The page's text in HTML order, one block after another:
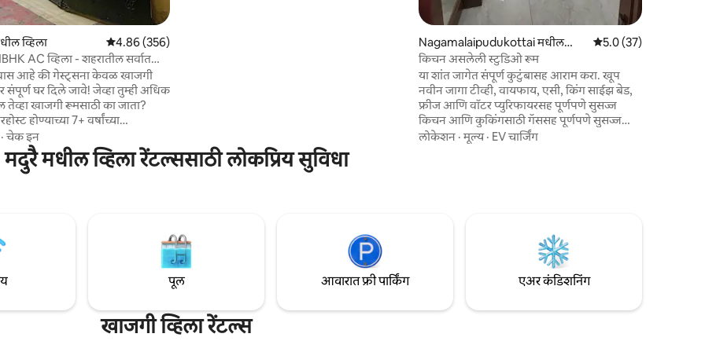
व्हिला 5 पैकी 4.86 सरासरी रेटिंग, 356 रिव्ह्यूज
4.86 (356)
AC व्हिला - शहरातील सर्वात
केले आहे की गेस्ट्सना केवळ खाजगी
संपूर्ण घर दिले जावे! जेव्हा तुम्ही अधिक
खाजगी रूमसाठी का जाता?
होण्याच्या 7+ वर्षांच्या
असे वास्तव्य देण्याचा विश्वास
घरापासून दूर आहे! माझे आईवडील
होस्ट्स आहेत! त्यांचा विनामूल्य
सर्वात
चेक इन
Nagamalaipudukottai मधील
व्हिला
5 पैकी 5.0 सरासरी रेटिंग,
5.0 (37)
किचन असलेली स्टुडिओ रूम
या शांत जागेत संपूर्ण कुटुंबासह आराम करा. खूप
नवीन जागा टीव्ही, वायफाय, एसी, किंग साईझ बेड,
फ्रीज आणि वॉटर प्युरिफायरसह पूर्णपणे सुसज्ज
किचन आणि कुकिंगसाठी गॅससह पूर्णपणे सुसज्ज
आहे. ड्रेसिंग रूम आणि टेबल आणि अटॅच्ड बाथरूम
लोकेशन ·मूल्य· EV चार्जिंग
मदुरै मधील व्हिला रेंटल्ससाठी लोकप्रिय सुविधा
पूल आवारात फ्री पार्किंग एअर कंडिशनिंग
खाजगी व्हिला रेंटल्स